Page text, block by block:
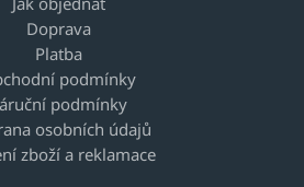
Doprava
Platba
podmínky
podmínky
osobních údajů
zboží a reklamace